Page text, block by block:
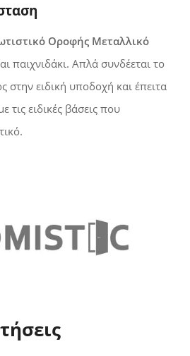
Οροφής Μεταλλικό
παιχνιδάκι. Απλά συνδέεται το
στην ειδική υποδοχή και έπειτα
τις ειδικές βάσεις που